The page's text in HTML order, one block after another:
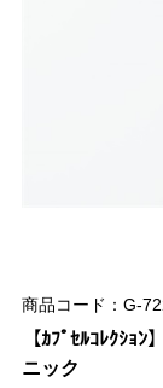
商品コード：G-
【ｶﾌﾟｾﾙｺﾚｸｼｮ
ニック